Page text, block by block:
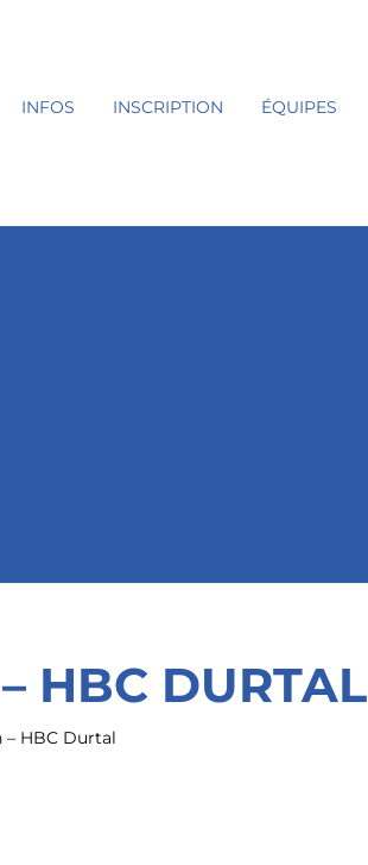
INFOS INSCRIPTION ÉQUIPES
HBC DURTAL
– HBC Durtal